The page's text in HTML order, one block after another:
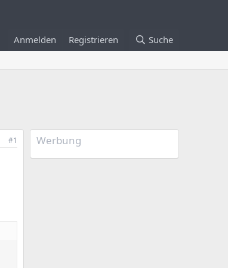
Anmelden Registrieren Suche
#1 Werbung